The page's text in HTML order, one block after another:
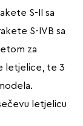
S-II sa
S-IVB sa
za
letjelice, te 3
letjelicu